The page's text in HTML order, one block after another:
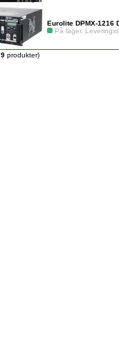
Eurolite DPMX-1216
På lager.
9 produkter)